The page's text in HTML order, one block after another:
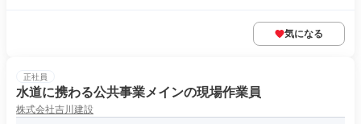
気になる
正社員
水道に携わる公共事業メインの現場作業員
株式会社吉川建設